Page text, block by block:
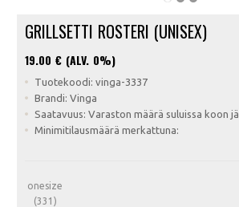
GRILLSETTI ROSTERI (UNISEX)
19.00 € (ALV. 0%)
Tuotekoodi: vinga-3337
Brandi: Vinga
Saatavuus: Varaston määrä suluissa koon
Minimitilausmäärä merkattuna:
onesize
(331)